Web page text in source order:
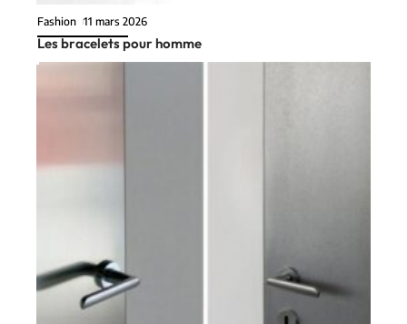
Fashion 11 mars 2026
Les bracelets pour homme